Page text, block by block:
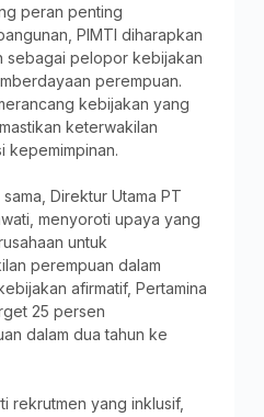
peran penting
PIMTI diharapkan
sebagai pelopor kebijakan
perempuan.
kebijakan yang
keterwakilan
kepemimpinan.
Direktur Utama PT
menyoroti upaya yang
untuk
perempuan dalam
afirmatif, Pertamina
25 persen
dalam dua tahun ke
rekrutmen yang inklusif,